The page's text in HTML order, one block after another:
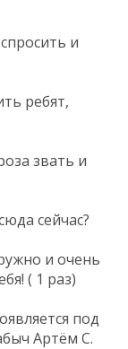
и
ребят,
звать и
сейчас?
и очень
( 1 раз)
под
Артём С.